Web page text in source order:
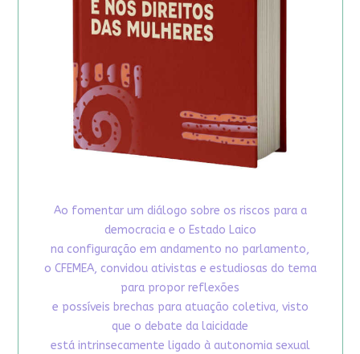
Ao fomentar um diálogo sobre os riscos para a
democracia e o Estado Laico
na configuração em andamento no parlamento,
o CFEMEA, convidou ativistas e estudiosas do tema
para propor reflexões
e possíveis brechas para atuação coletiva, visto
que o debate da laicidade
está intrinsecamente ligado à autonomia sexual